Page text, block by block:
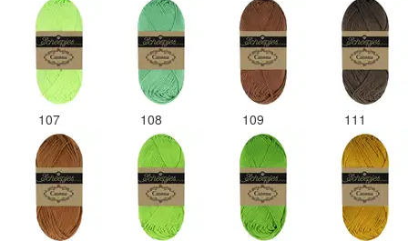
107 108 109 111